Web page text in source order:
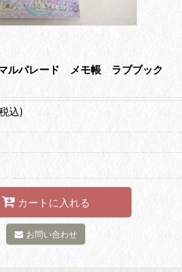
ルパレード メモ帳 ラブブック
込)
カートに入れる
お問い合わせ